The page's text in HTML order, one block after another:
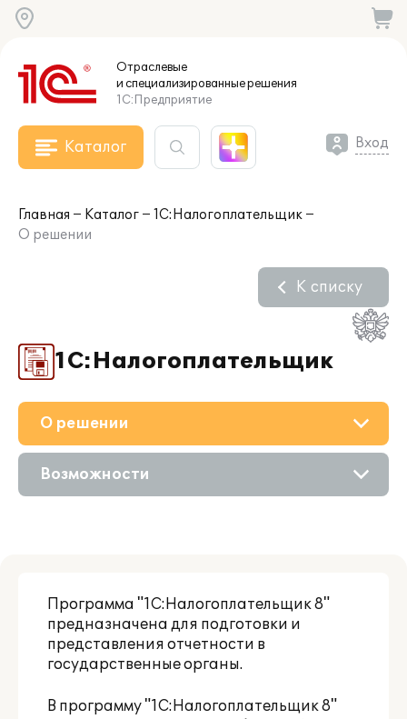
Отраслевые
и специализированныерешения
1С:Предприятие
Каталог Вход
Главная Каталог
1С:Налогоплательщик
О решении
1С:Налогоплательщик
К списку
О решении
Приобретение
Возможности
Программа "1С:Налогоплательщик 8"
предназначена для подготовки и
представления отчетности в
государственные органы.
В программу "1C:Налогоплательщик 8"